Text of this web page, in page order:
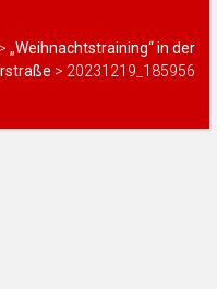
>„Weihnachtstraining“ in der
> 20231219_185956